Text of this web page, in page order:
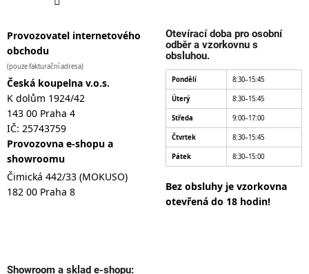
Provozovatel internetového
obchodu
(pouze fakturační adresa)
Česká koupelna v.o.s.
K dolům 1924/42
143 00 Praha 4
IČ: 25743759
Provozovna e-shopu a
showroomu
Čimická 442/33 (MOKUSO)
182 00 Praha 8
Otevírací doba pro osobní
odběr a vzorkovnu s
obsluhou.
Pondělí 8:30–15:45
Úterý 8:30–15:45
Středa 9:00–17:00
Čtvrtek 8:30–15:45
Pátek 8:30–15:00
Bez obsluhy je vzorkovna
otevřená do 18 hodin!
Showroom a sklad e-shopu: